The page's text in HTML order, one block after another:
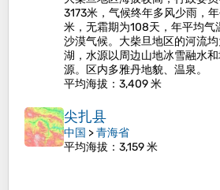
3173米，气候终年多风少雨，
米，无霜期为108天，年平均气
沙漠气候。大柴旦地区的河流
湖，水源以周边山地冰雪融水
源。区内多雅丹地貌、温泉。
平均海拔 ：3,409 米
尖扎县
中国 >青海省
平均海拔 ：3,159 米